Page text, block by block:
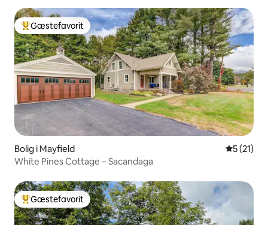
Bedste gæstefavorit
Gæstefavorit
Bolig i Mayfield 5 ud af 5
5 (21)
White Pines Cottage – Sacandaga
Bedste gæstefavorit
Gæstefavorit